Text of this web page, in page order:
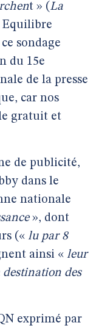
t » (La
Equilibre
sondage
du 15e
de la presse
car nos
gratuit et
de publicité,
dans le
nationale
», dont
(« lu par 8
ainsi « leur
destination des
exprimé par